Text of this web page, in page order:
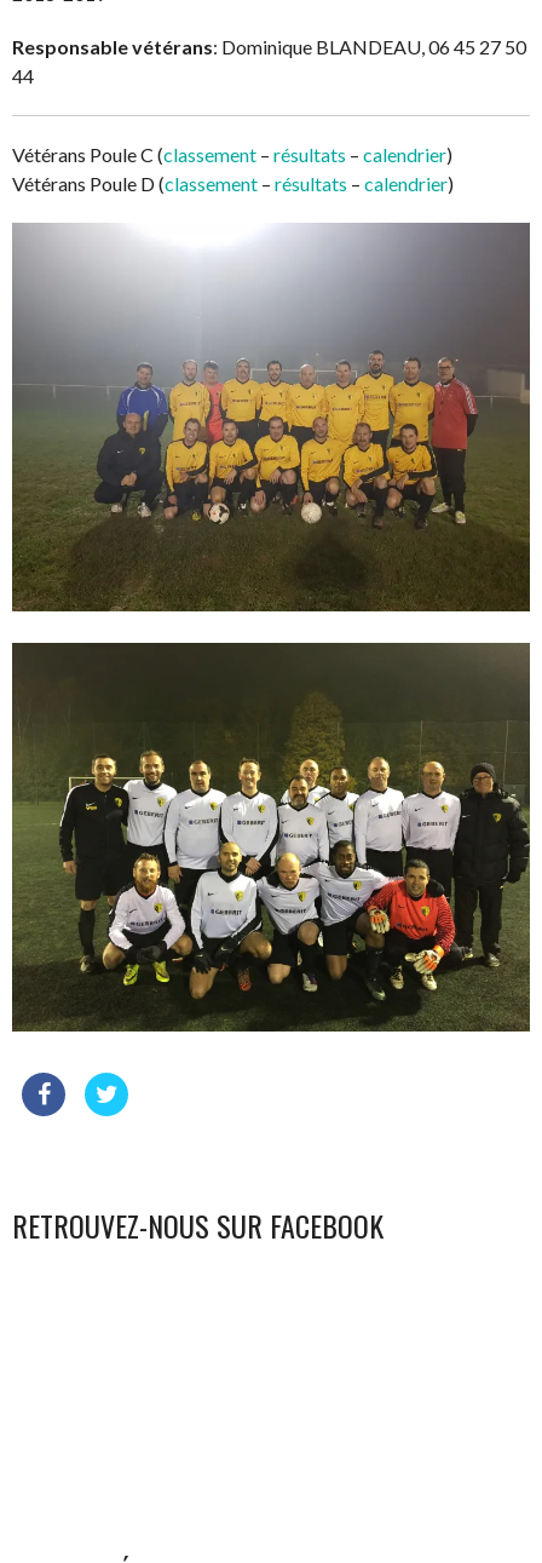
Responsable vétérans: Dominique BLANDEAU, 06 45 27 50
44
Vétérans Poule C (classement – résultats – calendrier)
Vétérans Poule D (classement – résultats – calendrier)
RETROUVEZ-NOUS SUR FACEBOOK